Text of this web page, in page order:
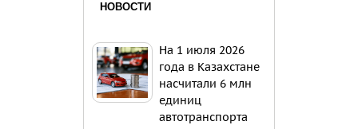
НОВОСТИ
На 1 июля 2026
года в Казахстане
насчитали 6 млн
единиц
автотранспорта